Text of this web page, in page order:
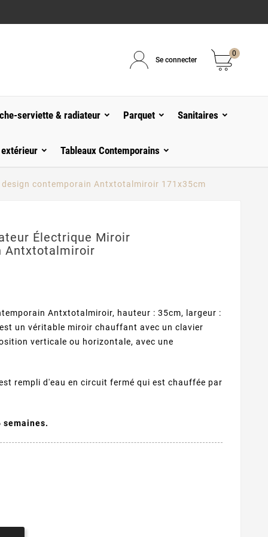
Se connecter
0
serviette & radiateur Parquet Sanitaires
Tableaux Contemporains
contemporain Antxtotalmiroir 171x35cm
Électrique Miroir
Antxtotalmiroir
Antxtotalmiroir, hauteur : 35cm, largeur :
un véritable miroir chauffant avec un clavier
verticale ou horizontale, avec une
rempli d'eau en circuit fermé qui est chauffée par